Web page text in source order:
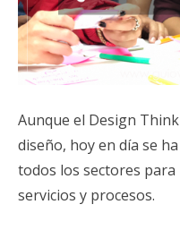
Aunque el Design
diseño, hoy en día se
todos los sectores
servicios y procesos.